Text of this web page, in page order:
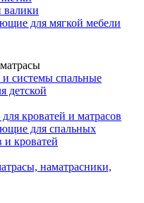
для мягкой мебели
системы спальные
детской
кроватей и матрасов
для спальных
и кроватей
наматрасники,